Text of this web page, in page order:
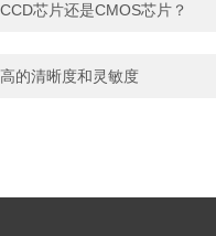
芯片还是CMOS芯片？
的清晰度和灵敏度